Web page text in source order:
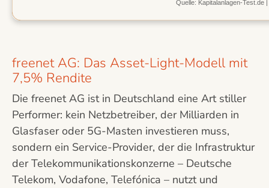
Quelle: Kapitalanlagen-Test.de
freenet AG: Das Asset-Light-Modell mit
7,5% Rendite
Die freenet AG ist in Deutschland eine Art stiller
Performer: kein Netzbetreiber, der Milliarden in
Glasfaser oder 5G-Masten investieren muss,
sondern ein Service-Provider, der die Infrastruktur
der Telekommunikationskonzerne – Deutsche
Telekom, Vodafone, Telefónica – nutzt und